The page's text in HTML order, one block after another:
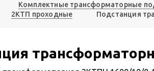
Комплектные трансформаторные
2КТП проходные Подстанция